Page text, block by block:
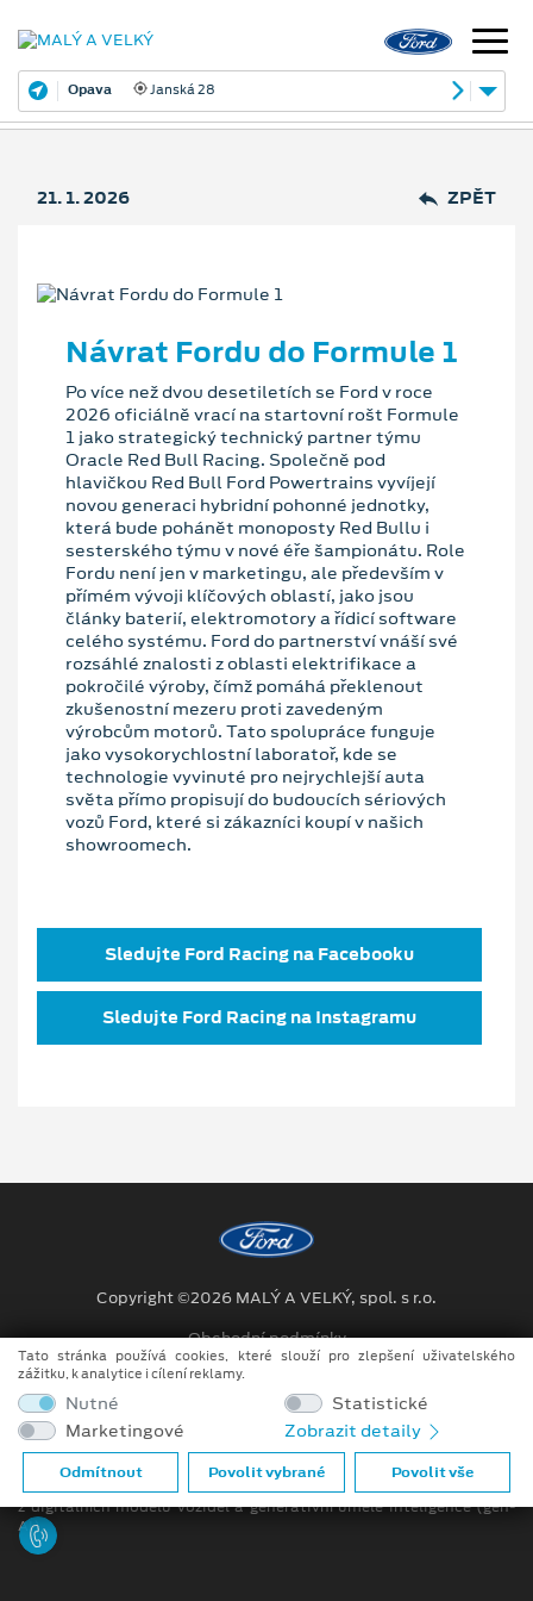
Opava Janská 28
21. 1. 2026 ZPĚT
Návrat Fordu do Formule 1
Po více než dvou desetiletích se Ford v roce
2026 oficiálně vrací na startovní rošt Formule
1 jako strategický technický partner týmu
Oracle Red Bull Racing. Společně pod
hlavičkou Red Bull Ford Powertrains vyvíjejí
novou generaci hybridní pohonné jednotky,
která bude pohánět monoposty Red Bullu i
sesterského týmu v nové éře šampionátu. Role
Fordu není jen v marketingu, ale především v
přímém vývoji klíčových oblastí, jako jsou
články baterií, elektromotory a řídicí software
celého systému. Ford do partnerství vnáší své
rozsáhlé znalosti z oblasti elektrifikace a
pokročilé výroby, čímž pomáhá překlenout
zkušenostní mezeru proti zavedeným
výrobcům motorů. Tato spolupráce funguje
jako vysokorychlostní laboratoř, kde se
technologie vyvinuté pro nejrychlejší auta
světa přímo propisují do budoucích sériových
vozů Ford, které si zákazníci koupí v našich
showroomech.
Sledujte Ford Racing na Facebooku
Sledujte Ford Racing na Instagramu
Copyright ©2026 MALÝ A VELKÝ, spol. s r.o.
Obchodní podmínky
Ochrana osobních údajů
Prohlášení o zpracování údajů konečných zákazníků
Při tvorbě videí a obrázků na tomto webu je využíváno kombinace
tradičních fotografií či videí, počítačem generovaných snímků (CGI)
z digitálních modelů vozidel a generativní umělé inteligence (gen-
AI).
Tato stránka používá cookies, které slouží pro zlepšení uživatelského
zážitku, k analytice i cílení reklamy.
Nutné
Statistické
Marketingové
Zobrazit detaily
Odmítnout Povolit vybrané Povolit vše